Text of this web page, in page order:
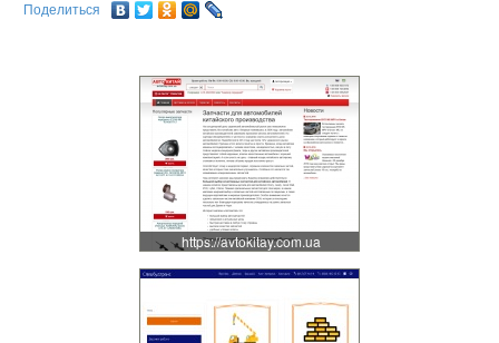
Поделиться
https://avtokitay.com.ua